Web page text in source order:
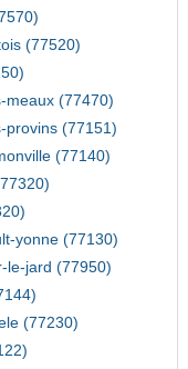
(77520)
meaux (77470)
provins (77151)
(77140)
yonne (77130)
le-jard (77950)
(77230)